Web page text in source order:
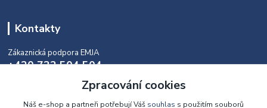
Kontakty
Zákaznická podpora EMJA
+420 732 504 504
(během naší aktuální otevírací doby)
info@emja.cz
Zpracování cookies
Náš e-shop a partneři potřebují Váš souhlas s použitím souborů